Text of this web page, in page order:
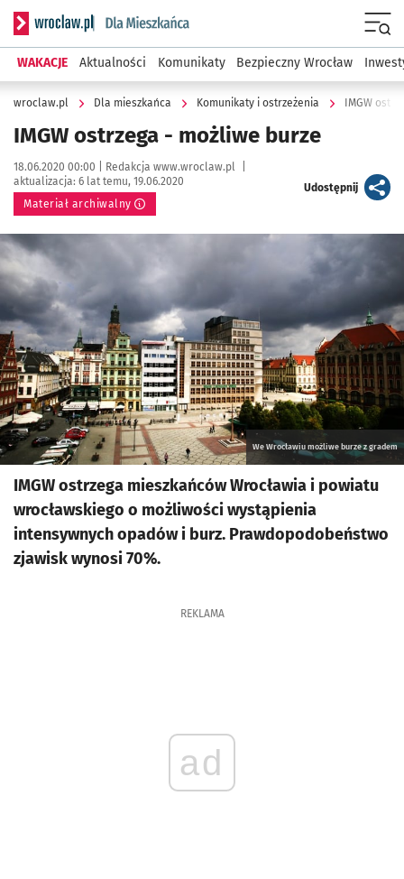
Serwis informacyjny wroclaw.pl podserwis: Dla mieszkańca
WAKACJE Aktualności Komunikaty Bezpieczny Wrocław
wroclaw.pl Dla mieszkańca Komunikaty i ostrzeżenia IMGW
IMGW ostrzega - możliwe burze
Data publikacji:
18.06.2020 00:00 | Autor:
Redakcja www.wroclaw.pl
aktualizacja: 6 lat temu, 19.06.2020
Materiał archiwalny
Udostępnijartykuł
Kliknij, aby powiększyć
We Wrocławiu możliwe burze z gradem
IMGW ostrzega mieszkańców Wrocławia i powiatu
wrocławskiego o możliwości wystąpienia
intensywnych opadów i burz. Prawdopodobeństwo
zjawisk wynosi 70%.
REKLAMA
ad